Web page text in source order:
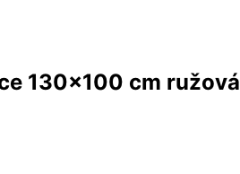
130×100 cm ružová